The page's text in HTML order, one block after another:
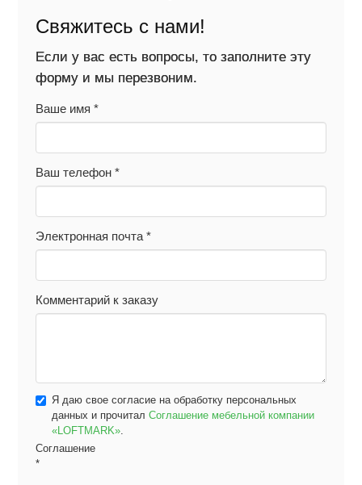
Свяжитесь с нами!
Если у вас есть вопросы, то заполните эту
форму и мы перезвоним.
Ваше имя *
Ваш телефон *
Электронная почта *
Комментарий к заказу
Я даю свое согласие на обработку персональных
данных и прочитал Соглашение мебельной компании
«LOFTMARK».
Соглашение
*